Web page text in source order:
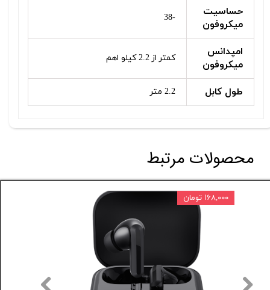
حساسیت
میکروفون
-38
امپدانس
میکروفون
کمتر از 2.2 کیلو اهم
طول کابل 2.2 متر
محصولات مرتبط
۱۶۸,۰۰۰ تومان